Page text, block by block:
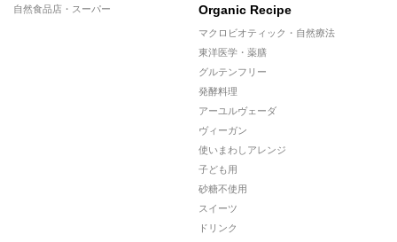
自然食品店・スーパー
Organic Recipe
マクロビオティック・自然療法
東洋医学・薬膳
グルテンフリー
発酵料理
アーユルヴェーダ
ヴィーガン
使いまわしアレンジ
子ども用
砂糖不使用
スイーツ
ドリンク